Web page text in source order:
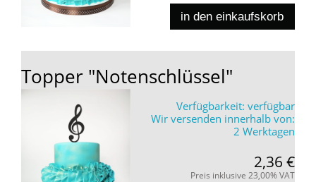
in den einkaufskorb
Topper "Notenschlüssel"
Verfügbarkeit: verfügbar
Wir versenden innerhalb von:
2 Werktagen
2,36 €
Preis inklusive 23,00% VAT